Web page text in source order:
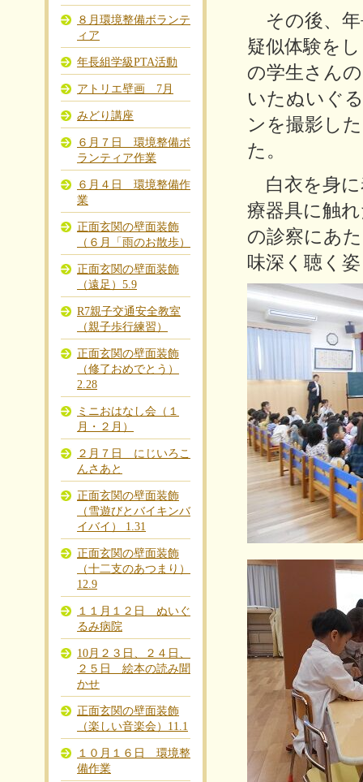
その後、年
疑似体験を
の学生さん
いたぬいぐ
ンを撮影し
た。
白衣を身に
療器具に触
の診察にあ
味深く聴く
８月環境整備ボランテ
ィア
年長組学級PTA活動
アトリエ壁画 7月
みどり講座
６月７日 環境整備ボ
ランティア作業
６月４日 環境整備作
業
正面玄関の壁面装飾
（６月「雨のお散歩）
正面玄関の壁面装飾
（遠足）5.9
R7親子交通安全教室
（親子歩行練習）
正面玄関の壁面装飾
（修了おめでとう）
2.28
ミニおはなし会（１
月・２月）
２月７日 にじいろこ
んさあと
正面玄関の壁面装飾
（雪遊びとバイキンバ
イバイ） 1.31
正面玄関の壁面装飾
（十二支のあつまり）
12.9
１１月１２日 ぬいぐ
るみ病院
10月２３日、２４日、
２５日 絵本の読み聞
かせ
正面玄関の壁面装飾
（楽しい音楽会）11.1
１０月１６日 環境整
備作業